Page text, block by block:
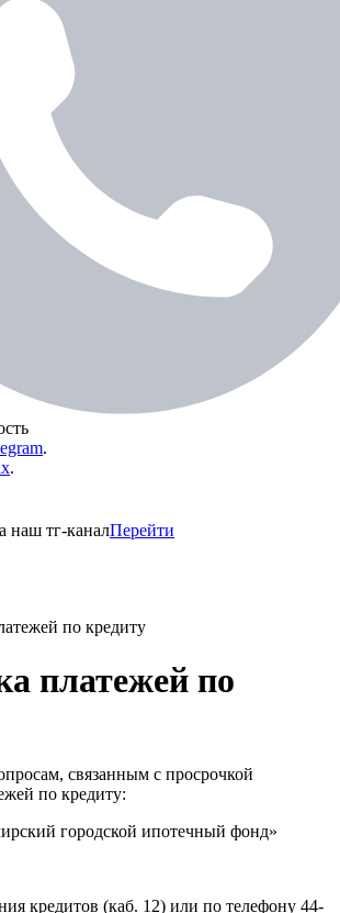
.
.
наш тг-каналПерейти
по кредиту
платежей по
связанным с просрочкой
по кредиту:
городской ипотечный фонд»
кредитов (каб. 12) или по телефону 44-